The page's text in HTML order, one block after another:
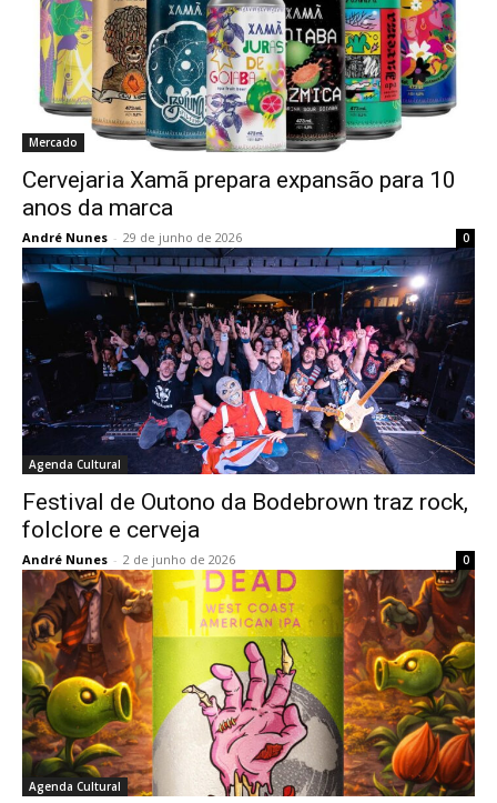
Mercado
Cervejaria Xamã prepara expansão para 10
anos da marca
André Nunes - 29 de junho de 2026 0
Agenda Cultural
Festival de Outono da Bodebrown traz rock,
folclore e cerveja
André Nunes - 2 de junho de 2026 0
Agenda Cultural